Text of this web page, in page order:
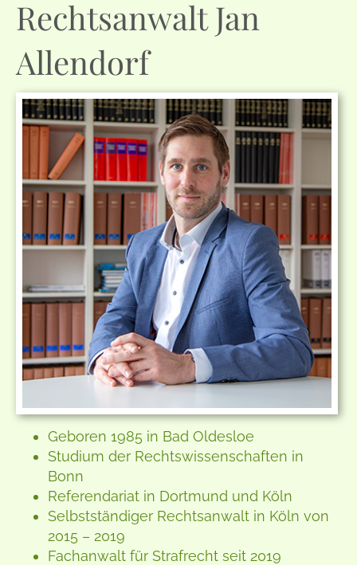
Rechtsanwalt Jan
Allendorf
Geboren 1985 in Bad Oldesloe
Studium der Rechtswissenschaften in
Bonn
Referendariat in Dortmund und Köln
Selbstständiger Rechtsanwalt in Köln von
2015 – 2019
Fachanwalt für Strafrecht seit 2019